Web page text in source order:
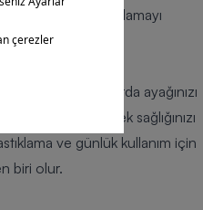
beklentileri karşılamayı
süreli kullanımlarda ayağınızı
diz ve bilek sağlığınızı
ve günlük kullanım için
biri olur.